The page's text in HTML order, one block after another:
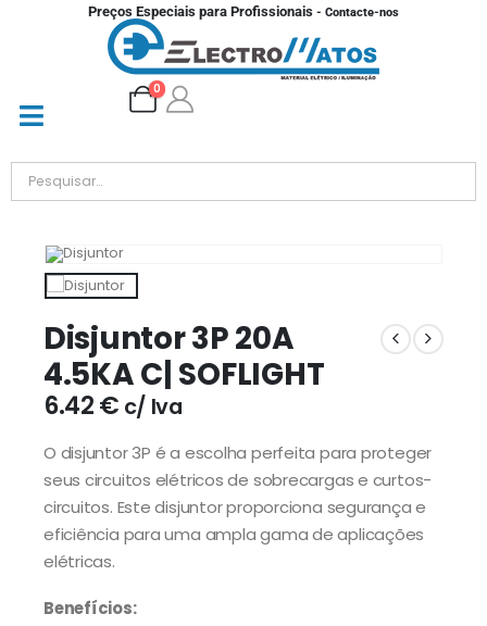
Preços Especiais para Profissionais - Contacte-nos
0
Disjuntor 3P 20A
4.5KA C| SOFLIGHT
6.42€ c/ Iva
O disjuntor 3P é a escolha perfeita para proteger
seus circuitos elétricos de sobrecargas e curtos-
circuitos. Este disjuntor proporciona segurança e
eficiência para uma ampla gama de aplicações
elétricas.
Benefícios: